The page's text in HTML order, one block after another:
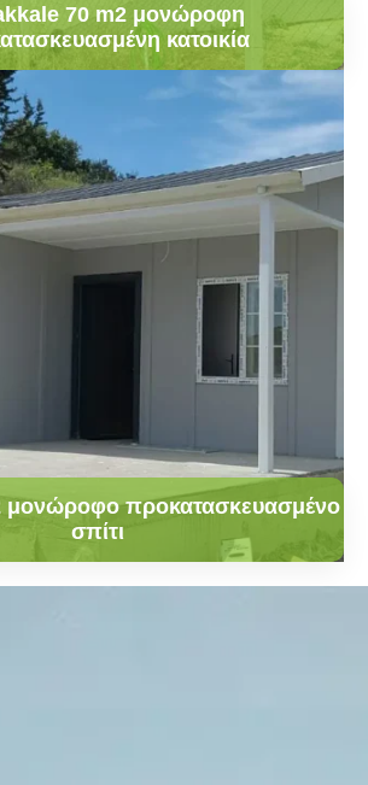
70 m2 μονώροφη
κατοικία
μονώροφο προκατασκευασμένο
σπίτι